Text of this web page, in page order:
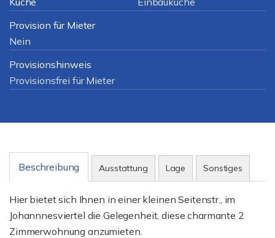
Provision für Mieter
Nein
Provisionshinweis
Provisionsfrei für Mieter
Beschreibung Ausstattung Lage Sonstiges
Hier bietet sich Ihnen in einer kleinen Seitenstr., im
Johannnesviertel die Gelegenheit, diese charmante 2
Zimmerwohnung anzumieten.